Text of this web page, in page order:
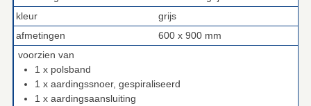
kleur
grijs
afmetingen
600 x 900 mm
voorzien van
1 x polsband
1 x aardingssnoer, gespiraliseerd
1 x aardingsaansluiting